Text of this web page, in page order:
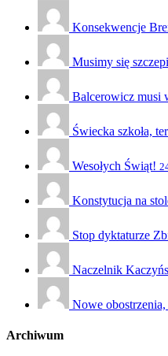
Konsekwencje
Musimy się
Balcerowicz musi
Świecka szkoła,
Wesołych Świąt!
Konstytucja na
Stop dyktaturze
Naczelnik
Nowe
Archiwum